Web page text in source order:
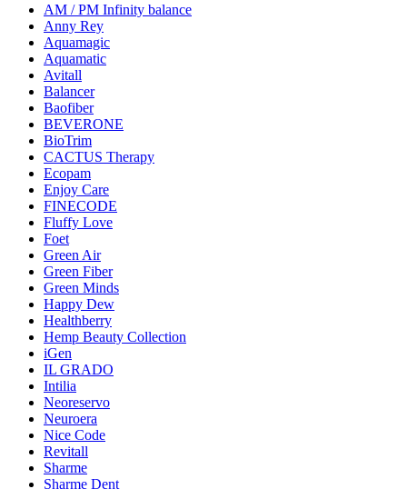
AM / PM Infinity balance
Anny Rey
Aquamagic
Aquamatic
Avitall
Balancer
Baofiber
BEVERONE
BioTrim
CACTUS Therapy
Ecopam
Enjoy Care
FINECODE
Fluffy Love
Foet
Green Air
Green Fiber
Green Minds
Happy Dew
Healthberry
Hemp Beauty Collection
iGen
IL GRADO
Intilia
Neoreservo
Neuroera
Nice Code
Revitall
Sharme
Sharme Dent